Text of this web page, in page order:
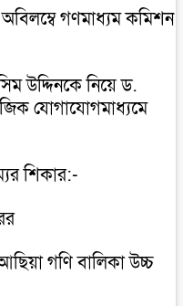
অবিলম্বে গণমাধ্যম কমিশন
উদ্দিনকে নিয়ে ড.
যোগাযোগমাধ্যমে
শিকার:-
গণি বালিকা উচ্চ